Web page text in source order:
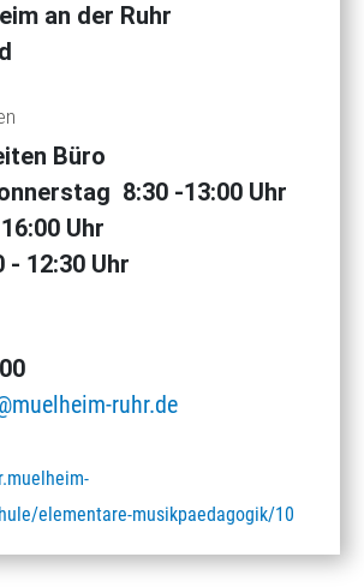
an der Ruhr
Büro
8:30 -13:00 Uhr
Uhr
- 12:30 Uhr
ruhr.de
elementare-musikpaedagogik/10